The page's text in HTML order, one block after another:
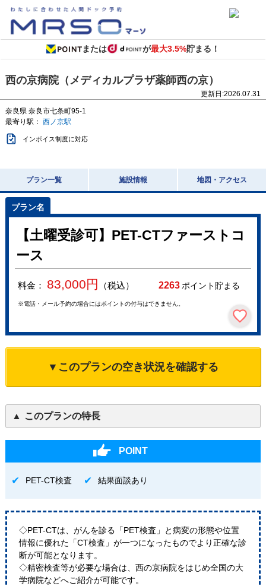
または が最大3.5%貯まる！
西の京病院（メディカルプラザ薬師西の京）
更新日:2026.07.31
奈良県 奈良市七条町95-1
最寄り駅： 西ノ京駅
インボイス制度に対応
プラン一覧 施設情報 地図・アクセス
【土曜受診可】PET-CTファーストコ
ース
料金： 83,000円 （税込） 2263ポイント貯まる
※電話・メール予約の場合にはポイントの付与はできません。
▼このプランの空き状況を確認する
このプランの特長
POINT
PET-CT検査 結果面談あり
◇PET-CTは、がんを診る「PET検査」と病変の形態や位置
情報に優れた「CT検査」が一つになったものでより正確な診
断が可能となります。
◇精密検査等が必要な場合は、西の京病院をはじめ全国の大
学病院などへご紹介が可能です。